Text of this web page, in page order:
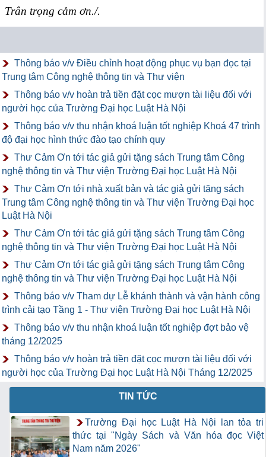
Trân trọng cảm ơn./.
Thông báo v/v Điều chỉnh hoạt động phục vụ bạn đọc tại
Trung tâm Công nghệ thông tin và Thư viện
Thông báo v/v hoàn trả tiền đặt cọc mượn tài liệu đối với
người học của Trường Đại học Luật Hà Nội
Thông báo v/v thu nhận khoá luận tốt nghiệp Khoá 47 trình
độ đại học hình thức đào tạo chính quy
Thư Cảm Ơn tới tác giả gửi tặng sách Trung tâm Công
nghệ thông tin và Thư viện Trường Đại học Luật Hà Nội
Thư Cảm Ơn tới nhà xuất bản và tác giả gửi tặng sách
Trung tâm Công nghệ thông tin và Thư viện Trường Đại học
Luật Hà Nội
Thư Cảm Ơn tới tác giả gửi tặng sách Trung tâm Công
nghệ thông tin và Thư viện Trường Đại học Luật Hà Nội
Thư Cảm Ơn tới tác giả gửi tặng sách Trung tâm Công
nghệ thông tin và Thư viện Trường Đại học Luật Hà Nội
Thông báo v/v Tham dự Lễ khánh thành và vận hành công
trình cải tạo Tầng 1 - Thư viện Trường Đại học Luật Hà Nội
Thông báo v/v thu nhận khoá luận tốt nghiệp đợt bảo vệ
tháng 12/2025
Thông báo v/v hoàn trả tiền đặt cọc mượn tài liệu đối với
người học của Trường Đại học Luật Hà Nội Tháng 12/2025
TIN TỨC
Trường Đại học Luật Hà Nội lan tỏa tri
thức tại "Ngày Sách và Văn hóa đọc Việt
Nam năm 2026"